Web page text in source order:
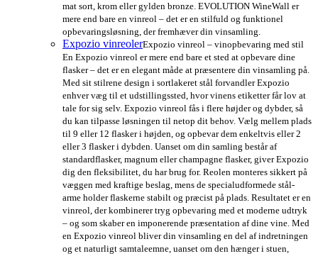
mat sort, krom eller gylden bronze. EVOLUTION WineWall er
mere end bare en vinreol – det er en stilfuld og funktionel
opbevaringsløsning, der fremhæver din vinsamling.
Expozio vinreolerExpozio vinreol – vinopbevaring med stil
En Expozio vinreol er mere end bare et sted at opbevare dine
flasker – det er en elegant måde at præsentere din vinsamling på.
Med sit stilrene design i sortlakeret stål forvandler Expozio
enhver væg til et udstillingssted, hvor vinens etiketter får lov at
tale for sig selv. Expozio vinreol fås i flere højder og dybder, så
du kan tilpasse løsningen til netop dit behov. Vælg mellem plads
til 9 eller 12 flasker i højden, og opbevar dem enkeltvis eller 2
eller 3 flasker i dybden. Uanset om din samling består af
standardflasker, magnum eller champagne flasker, giver Expozio
dig den fleksibilitet, du har brug for. Reolen monteres sikkert på
væggen med kraftige beslag, mens de specialudformede stål-
arme holder flaskerne stabilt og præcist på plads. Resultatet er en
vinreol, der kombinerer tryg opbevaring med et moderne udtryk
– og som skaber en imponerende præsentation af dine vine. Med
en Expozio vinreol bliver din vinsamling en del af indretningen
og et naturligt samtaleemne, uanset om den hænger i stuen,